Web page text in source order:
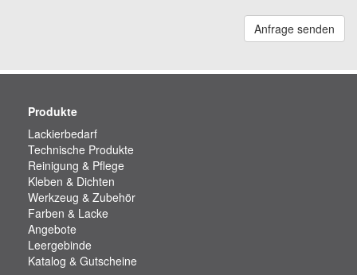
Anfrage senden
Produkte
Lackierbedarf
Technische Produkte
Reinigung & Pflege
Kleben & Dichten
Werkzeug & Zubehör
Farben & Lacke
Angebote
Leergebinde
Katalog & Gutscheine